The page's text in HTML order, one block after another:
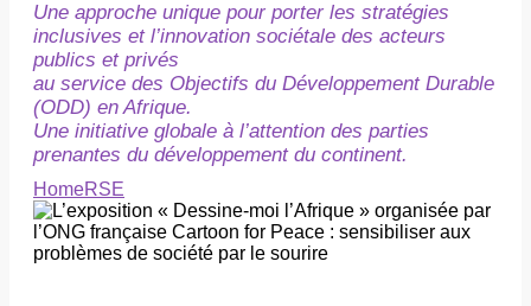
Une approche unique pour porter les stratégies
inclusives et l’innovation sociétale des acteurs
publics et privés
au service des Objectifs du Développement Durable
(ODD) en Afrique.
Une initiative globale à l’attention des parties
prenantes du développement du continent.
HomeRSE